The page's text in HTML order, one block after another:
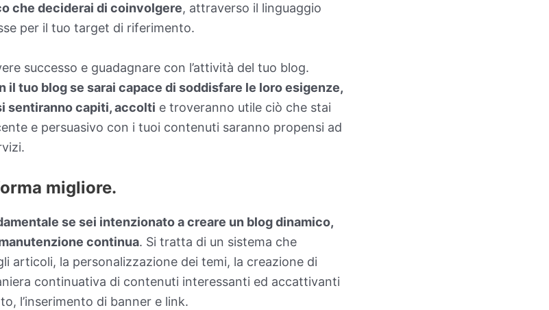
che deciderai di coinvolgere, attraverso il linguaggio
per il tuo target di riferimento.
successo e guadagnare con l’attività del tuo blog.
il tuo blog se sarai capace di soddisfare le loro esigenze,
sentiranno capiti, accolti e troveranno utile ciò che stai
e persuasivo con i tuoi contenuti saranno propensi ad
migliore.
se sei intenzionato a creare un blog dinamico,
continua. Si tratta di un sistema che
articoli, la personalizzazione dei temi, la creazione di
continuativa di contenuti interessanti ed accattivanti
l’inserimento di banner e link.